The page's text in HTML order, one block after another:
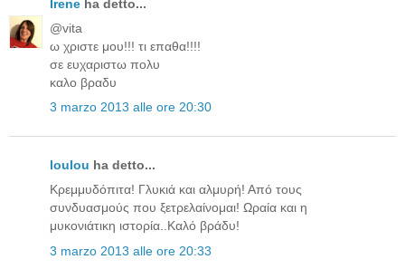
Irene ha detto...
@vita
ω χριστε μου!!! τι επαθα!!!!
σε ευχαριστω πολυ
καλο βραδυ
3 marzo 2013 alle ore 20:30
loulou ha detto...
Κρεμμυδόπιτα! Γλυκιά και αλμυρή! Από τους
συνδυασμούς που ξετρελαίνομαι! Ωραία και η
μυκονιάτικη ιστορία..Καλό βράδυ!
3 marzo 2013 alle ore 20:33